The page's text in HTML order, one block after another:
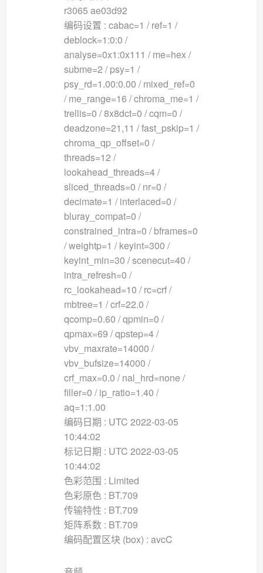
r3065 ae03d92
编码设置 : cabac=1 / ref=1 /
deblock=1:0:0 /
analyse=0x1:0x111 / me=hex /
subme=2 / psy=1 /
psy_rd=1.00:0.00 / mixed_ref=0
/ me_range=16 / chroma_me=1 /
trellis=0 / 8x8dct=0 / cqm=0 /
deadzone=21,11 / fast_pskip=1 /
chroma_qp_offset=0 /
threads=12 /
lookahead_threads=4 /
sliced_threads=0 / nr=0 /
decimate=1 / interlaced=0 /
bluray_compat=0 /
constrained_intra=0 / bframes=0
/ weightp=1 / keyint=300 /
keyint_min=30 / scenecut=40 /
intra_refresh=0 /
rc_lookahead=10 / rc=crf /
mbtree=1 / crf=22.0 /
qcomp=0.60 / qpmin=0 /
qpmax=69 / qpstep=4 /
vbv_maxrate=14000 /
vbv_bufsize=14000 /
crf_max=0.0 / nal_hrd=none /
filler=0 / ip_ratio=1.40 /
aq=1:1.00
编码日期 : UTC 2022-03-05
10:44:02
标记日期 : UTC 2022-03-05
10:44:02
色彩范围 : Limited
色彩原色 : BT.709
传输特性 : BT.709
矩阵系数 : BT.709
编码配置区块 (box) : avcC